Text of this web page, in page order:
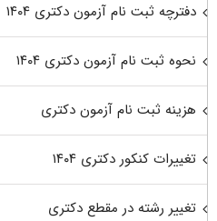
دفترچه ثبت نام آزمون دکتری ۱۴۰۴
نحوه ثبت نام آزمون دکتری ۱۴۰۴
هزینه ثبت نام آزمون دکتری
تغییرات کنکور دکتری ۱۴۰۴
تغییر رشته در مقطع دکتری